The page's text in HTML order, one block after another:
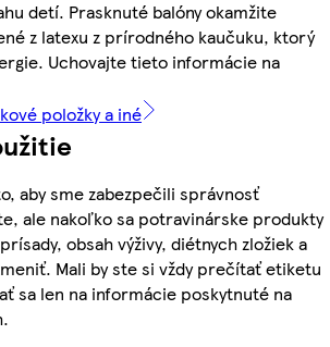
detí. Prasknuté balóny okamžite
z latexu z prírodného kaučuku, ktorý
Uchovajte tieto informácie na
položky a iné
aby sme zabezpečili správnosť
ale nakoľko sa potravinárske produkty
obsah výživy, diétnych zložiek a
Mali by ste si vždy prečítať etiketu
sa len na informácie poskytnuté na